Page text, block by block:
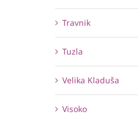
Travnik
Tuzla
Velika Kladuša
Visoko